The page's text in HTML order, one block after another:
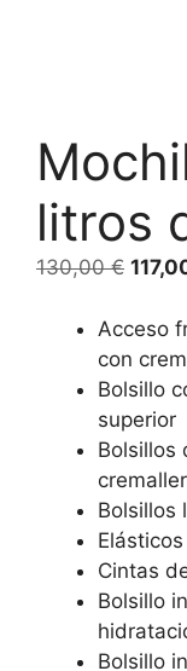
litros
130,00€
Acceso
con
Bolsillo
superior
Bolsillos
Bolsillos
Cintas
Bolsillo
Bolsillo